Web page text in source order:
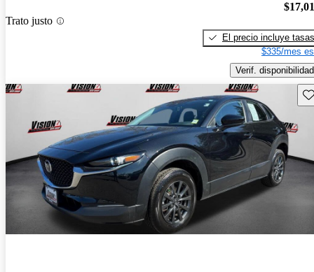
Trato justo
El precio incluye tasas
$335/mes
Verif. disponibilidad